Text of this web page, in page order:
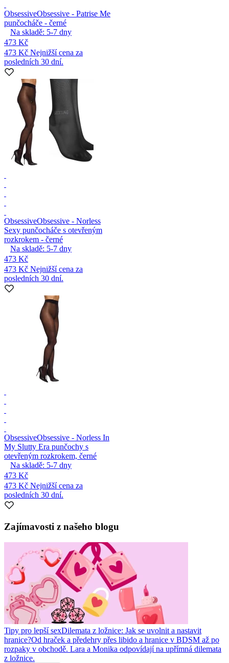
ObsessiveObsessive - Patrise Me
punčocháče - černé
Na skladě: 5-7 dny
473 Kč
473 Kč Nejnižší cena za
posledních 30 dní.
ObsessiveObsessive - Norless
Sexy punčocháče s otevřeným
rozkrokem - černé
Na skladě: 5-7 dny
473 Kč
473 Kč Nejnižší cena za
posledních 30 dní.
ObsessiveObsessive - Norless In
My Slutty Era punčochy s
otevřeným rozkrokem, černé
Na skladě: 5-7 dny
473 Kč
473 Kč Nejnižší cena za
posledních 30 dní.
Zajímavosti z našeho blogu
Tipy pro lepší sexDilemata z ložnice: Jak se uvolnit a nastavit
hranice?Od hraček a předehry přes libido a hranice v BDSM až po
rozpaky v obchodě. Lara a Monika odpovídají na upřímná dilemata
z ložnice.